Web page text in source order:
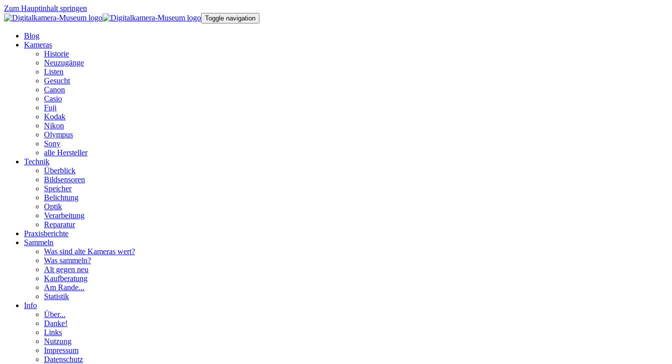
Zum Hauptinhalt springen
Toggle navigation
Blog
Kameras
Historie
Neuzugänge
Listen
Gesucht
Canon
Casio
Fuji
Kodak
Nikon
Olympus
Sony
alle Hersteller
Technik
Überblick
Bildsensoren
Speicher
Belichtung
Optik
Verarbeitung
Reparatur
Praxisberichte
Sammeln
Was sind alte Kameras wert?
Was sammeln?
Alt gegen neu
Kaufberatung
Am Rande...
Statistik
Info
Über...
Danke!
Links
Nutzung
Impressum
Datenschutz